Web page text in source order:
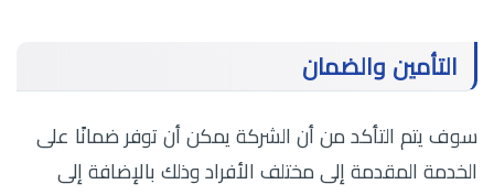
التأمين والضمان
سوف يتم التأكد من أن الشركة يمكن أن توفر ضمانًا على
الخدمة المقدمة إلى مختلف الأفراد وذلك بالإضافة إلى